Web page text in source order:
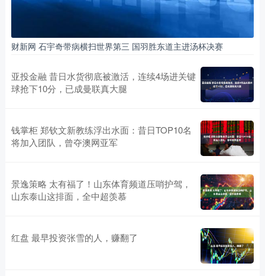
财新网 石宇奇带病横扫世界第三 国羽胜东道主进汤杯决赛
亚投金融 昔日水货彻底被激活，连续4场进关键
球抢下10分，已成曼联真大腿
钱掌柜 郑钦文新教练浮出水面：昔日TOP10名
将加入团队，曾夺澳网亚军
景逸策略 太有福了！山东体育频道压哨护驾，
山东泰山这排面，全中超羡慕
红盘 最早投资张雪的人，赚翻了